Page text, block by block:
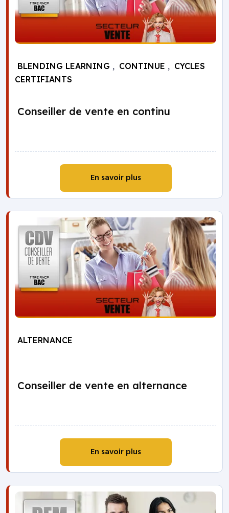
BLENDING LEARNING , CONTINUE , CYCLES
CERTIFIANTS
Conseiller de vente en continu
En savoir plus
ALTERNANCE
Conseiller de vente en alternance
En savoir plus